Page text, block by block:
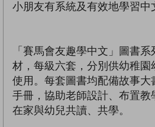
小朋友有系統及有效地學習中
「賽馬會友趣學中文」圖書
材，每級六套，分別供幼稚
使用。每套圖書均配備故事
手冊，協助老師設計、布置
在家與幼兒共讀、共學。